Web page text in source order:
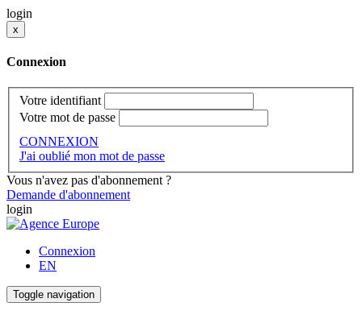
login
x
Connexion
Votre identifiant
Votre mot de passe
CONNEXION
J'ai oublié mon mot de passe
Vous n'avez pas d'abonnement ?
Demande d'abonnement
login
Connexion
EN
Toggle navigation